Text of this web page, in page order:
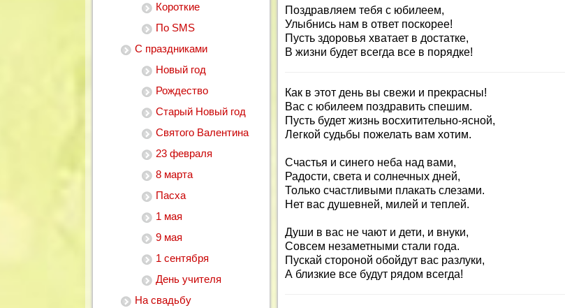
Короткие
По SMS
С праздниками
Новый год
Рождество
Старый Новый год
Святого Валентина
23 февраля
8 марта
Пасха
1 мая
9 мая
1 сентября
День учителя
На свадьбу
Поздравляем тебя с юбилеем,
Улыбнись нам в ответ поскорее!
Пусть здоровья хватает в достатке,
В жизни будет всегда все в порядке!
Как в этот день вы свежи и прекрасны!
Вас с юбилеем поздравить спешим.
Пусть будет жизнь восхитительно-ясной,
Легкой судьбы пожелать вам хотим.
Счастья и синего неба над вами,
Радости, света и солнечных дней,
Только счастливыми плакать слезами.
Нет вас душевней, милей и теплей.
Души в вас не чают и дети, и внуки,
Совсем незаметными стали года.
Пускай стороной обойдут вас разлуки,
А близкие все будут рядом всегда!